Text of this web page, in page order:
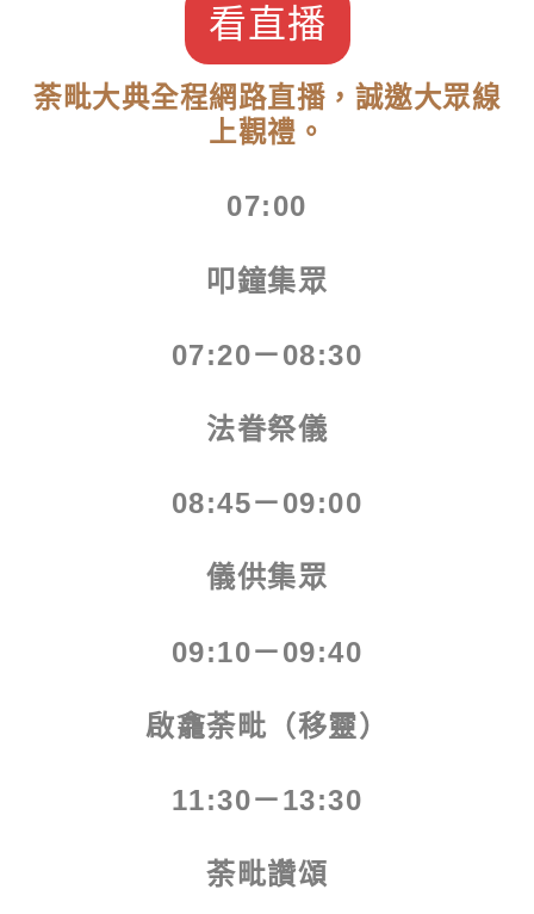
看直播
荼毗大典全程網路直播，誠邀大眾線
上觀禮。
07:00
叩鐘集眾
07:20－08:30
法眷祭儀
08:45－09:00
儀供集眾
09:10－09:40
啟龕荼毗（移靈）
11:30－13:30
荼毗讚頌